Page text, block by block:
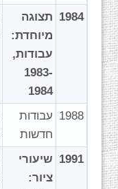
1984 תצוגה
מיוחדת:
עבודות,
1983-
1984
1988 עבודות
חדשות
1991 שיעורי
ציור: